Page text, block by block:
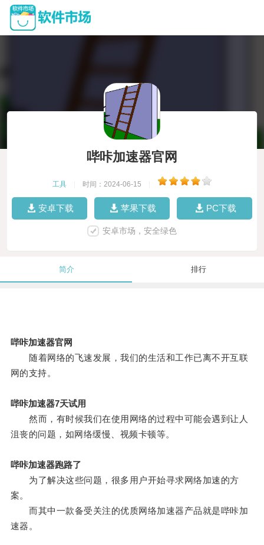
哔咔加速器官网
工具 时间：2024-06-15
安卓下载 苹果下载 PC下载
安卓市场，安全绿色
简介 排行
哔咔加速器官网
随着网络的飞速发展，我们的生活和工作已离不开互联
网的支持。
哔咔加速器7天试用
然而，有时候我们在使用网络的过程中可能会遇到让人
沮丧的问题，如网络缓慢、视频卡顿等。
哔咔加速器跑路了
为了解决这些问题，很多用户开始寻求网络加速的方
案。
而其中一款备受关注的优质网络加速器产品就是哔咔加
速器。